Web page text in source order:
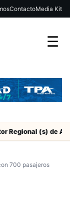
ContactoMedia Kit
☰
(s) de Arica por
700 pasajeros